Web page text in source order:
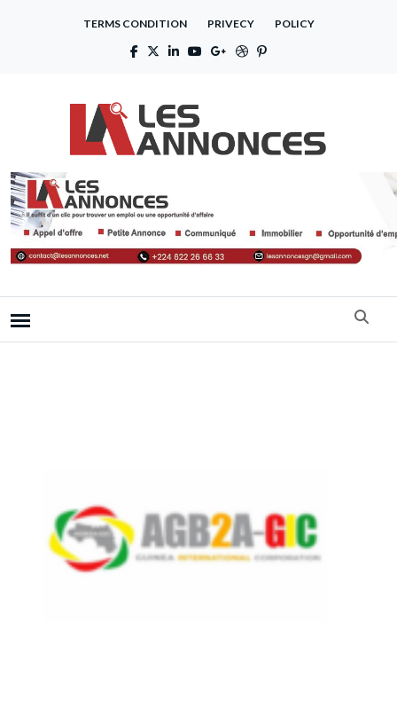
TERMS CONDITION PRIVECY POLICY